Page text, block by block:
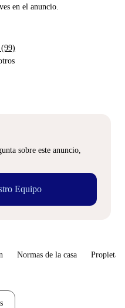
en el anuncio.
sobre este anuncio,
Equipo
Normas de la casa